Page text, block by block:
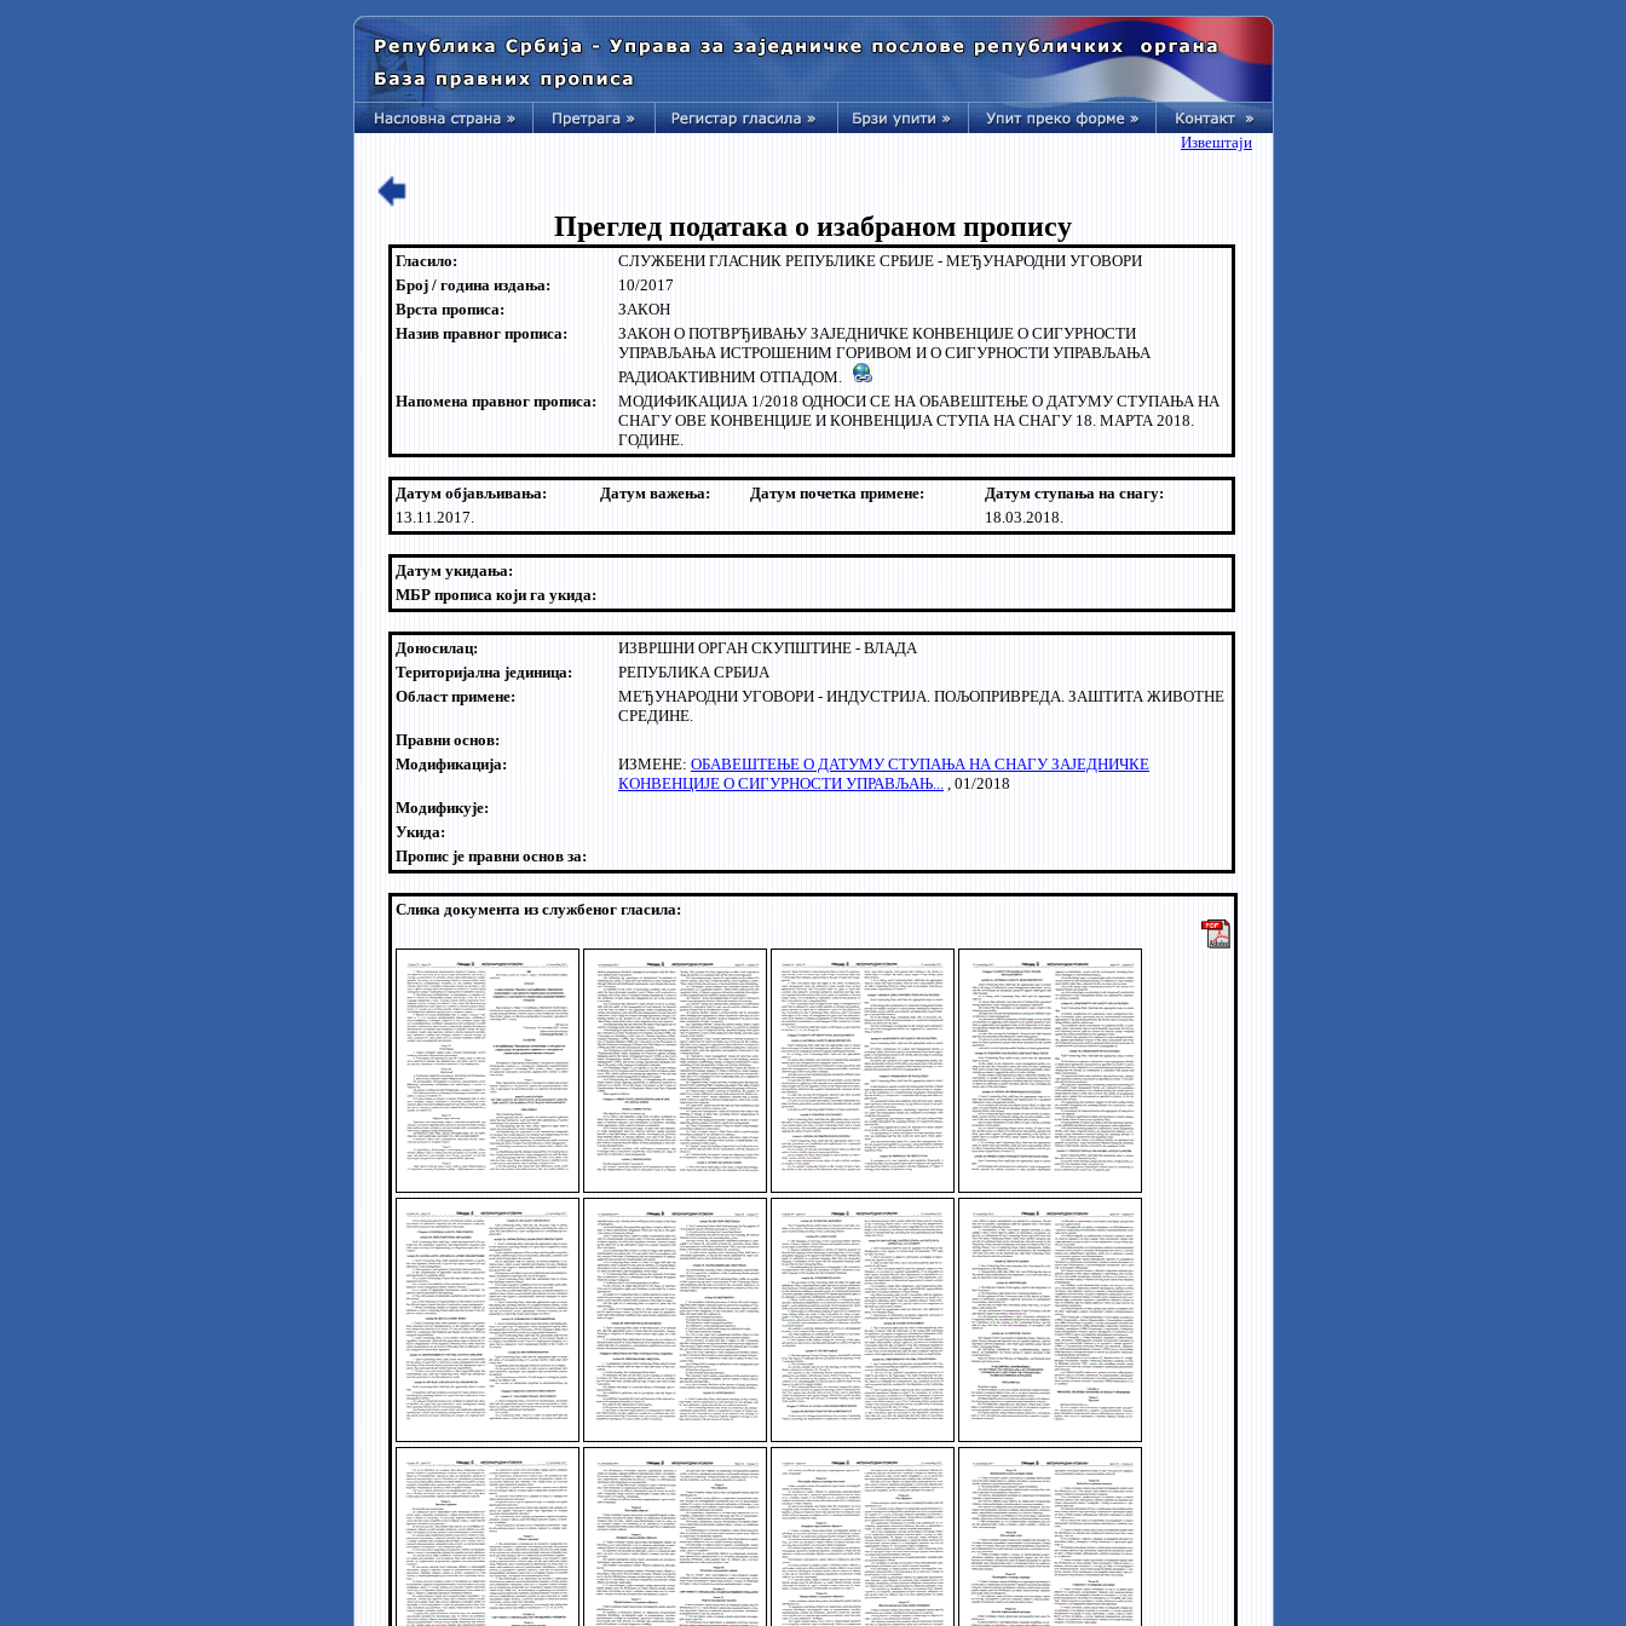
Извештаји
Преглед података о изабраном пропису
Гласило:
СЛУЖБЕНИ ГЛАСНИК РЕПУБЛИКЕ СРБИЈЕ - МЕЂУНАРОДНИ УГОВОРИ
Број / година издања:
10/2017
Врста прописа:
ЗАКОН
Назив правног прописа:
ЗАКОН О ПОТВРЂИВАЊУ ЗАЈЕДНИЧКЕ КОНВЕНЦИЈЕ О СИГУРНОСТИ
УПРАВЉАЊА ИСТРОШЕНИМ ГОРИВОМ И О СИГУРНОСТИ УПРАВЉАЊА
РАДИОАКТИВНИМ ОТПАДОМ.
Напомена правног прописа:
МОДИФИКАЦИЈА 1/2018 ОДНОСИ СЕ НА ОБАВЕШТЕЊЕ О ДАТУМУ СТУПАЊА НА
СНАГУ ОВЕ КОНВЕНЦИЈЕ И КОНВЕНЦИЈА СТУПА НА СНАГУ 18. МАРТА 2018.
ГОДИНЕ.
Датум објављивања: Датум важења: Датум почетка примене:
Датум ступања на снагу:
13.11.2017.
18.03.2018.
Датум укидања:
МБР прописа који га укида:
Доносилац:
ИЗВРШНИ ОРГАН СКУПШТИНЕ - ВЛАДА
Територијална јединица:
РЕПУБЛИКА СРБИЈА
Област примене:
МЕЂУНАРОДНИ УГОВОРИ - ИНДУСТРИЈА. ПОЉОПРИВРЕДА. ЗАШТИТА ЖИВОТНЕ
СРЕДИНЕ.
Правни основ:
Модификација:
ИЗМЕНЕ: ОБАВЕШТЕЊЕ О ДАТУМУ СТУПАЊА НА СНАГУ ЗАЈЕДНИЧКЕ
КОНВЕНЦИЈЕ О СИГУРНОСТИ УПРАВЉАЊ... , 01/2018
Модификује:
Укида:
Пропис је правни основ за:
Слика документа из службеног гласила: